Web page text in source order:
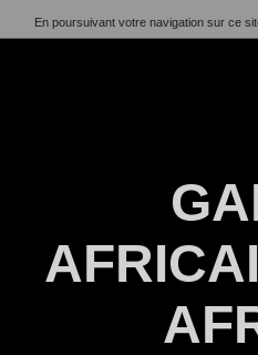
En poursuivant votre navigation sur ce